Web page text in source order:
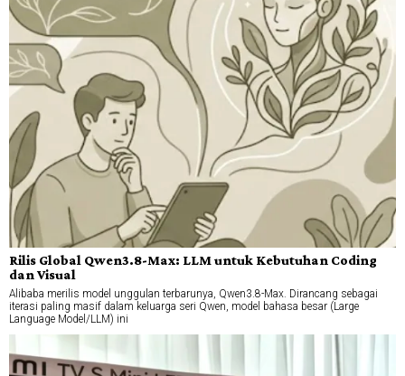
Rilis Global Qwen3.8-Max: LLM untuk Kebutuhan Coding
dan Visual
Alibaba merilis model unggulan terbarunya, Qwen3.8-Max. Dirancang sebagai
iterasi paling masif dalam keluarga seri Qwen, model bahasa besar (Large
Language Model/LLM) ini